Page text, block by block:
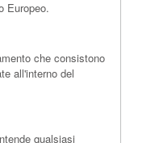
Europeo.
che consistono
all'interno del
qualsiasi